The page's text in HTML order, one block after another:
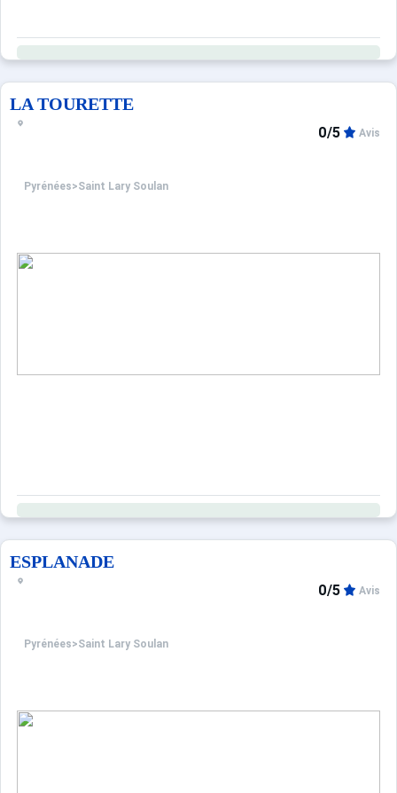
LA TOURETTE
Pyrénées>Saint Lary Soulan
0/5 Avis
ESPLANADE
Pyrénées>Saint Lary Soulan
0/5 Avis